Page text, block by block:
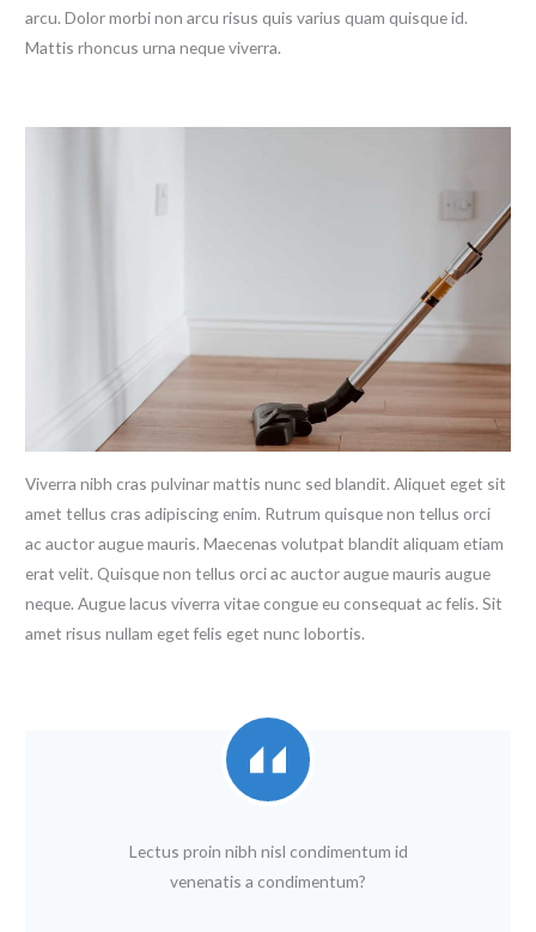
arcu. Dolor morbi non arcu risus quis varius quam quisque id.
Mattis rhoncus urna neque viverra.
Viverra nibh cras pulvinar mattis nunc sed blandit. Aliquet eget sit
amet tellus cras adipiscing enim. Rutrum quisque non tellus orci
ac auctor augue mauris. Maecenas volutpat blandit aliquam etiam
erat velit. Quisque non tellus orci ac auctor augue mauris augue
neque. Augue lacus viverra vitae congue eu consequat ac felis. Sit
amet risus nullam eget felis eget nunc lobortis.
Lectus proin nibh nisl condimentum id
venenatis a condimentum?